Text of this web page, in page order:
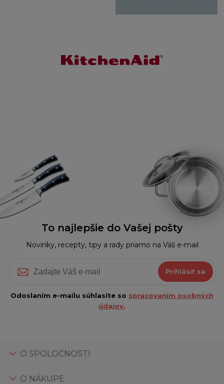
To najlepšie do Vašej pošty
Novinky, recepty, tipy a rady priamo na Váš e-mail
Prihlásiť sa
Odoslaním e-mailu súhlasíte so spracovaním osobných
údajov.
O SPOLOČNOSTI
O NÁKUPE